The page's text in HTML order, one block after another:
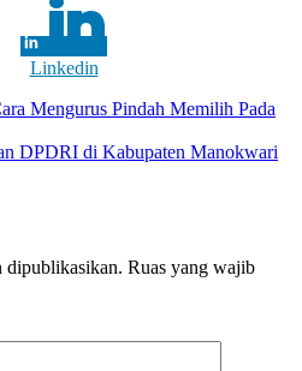
Linkedin
Mengurus Pindah Memilih Pada
DPDRI di Kabupaten Manokwari
dipublikasikan. Ruas yang wajib